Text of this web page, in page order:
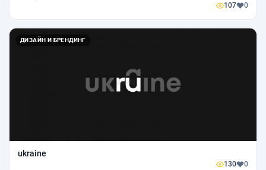
107 0
ДИЗАЙН И БРЕНДИНГ
ukraine
130 0